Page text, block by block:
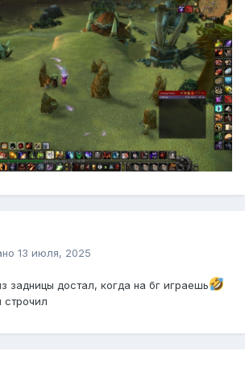
13 июля, 2025
задницы достал, когда на бг играешь
строчил